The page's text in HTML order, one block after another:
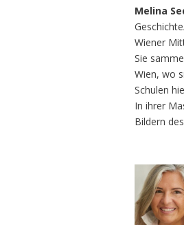
Melina
Wiener
Sie
Wien, wo
Schulen
In ihrer
Bildern